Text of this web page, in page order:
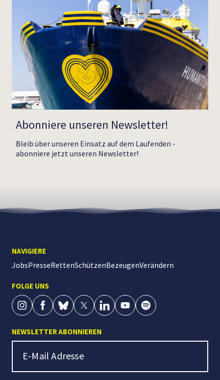
Abonniere unseren Newsletter!
Bleib über unseren Einsatz auf dem Laufenden -
abonniere jetzt unseren Newsletter!
NAVIGIERE
JobsPresseRettenSchützenBezeugenVerändern
FOLGE UNS
NEWSLETTER ABONNIEREN
Newsletter Signup
E-Mail Adresse